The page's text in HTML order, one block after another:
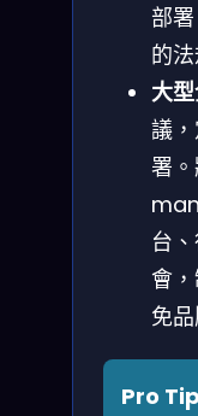
部
的
大
議
署
台
會
免
Pro Tip